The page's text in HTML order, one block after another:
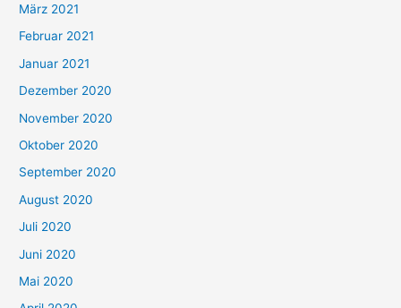
März 2021
Februar 2021
Januar 2021
Dezember 2020
November 2020
Oktober 2020
September 2020
August 2020
Juli 2020
Juni 2020
Mai 2020